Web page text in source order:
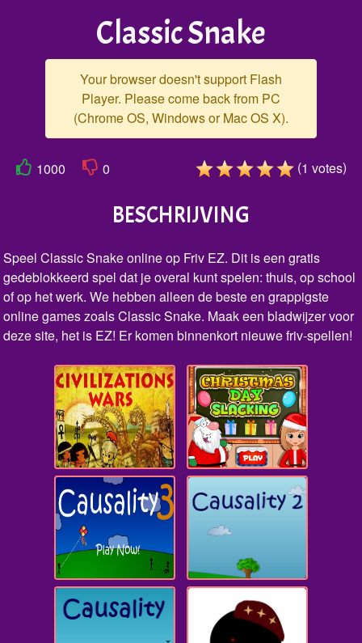
Classic Snake
Your browser doesn't support Flash
Player. Please come back from PC
(Chrome OS, Windows or Mac OS X).
1000 0 (1 votes)
BESCHRIJVING
Speel Classic Snake online op Friv EZ. Dit is een gratis
gedeblokkeerd spel dat je overal kunt spelen: thuis, op school
of op het werk. We hebben alleen de beste en grappigste
online games zoals Classic Snake. Maak een bladwijzer voor
deze site, het is EZ! Er komen binnenkort nieuwe friv-spellen!